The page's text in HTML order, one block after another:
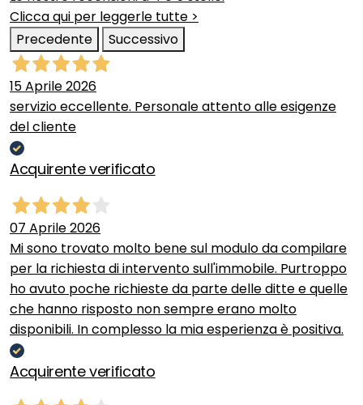
Clicca qui per leggerle tutte >
Precedente
Successivo
15 Aprile 2026
servizio eccellente. Personale attento alle esigenze
del cliente
Acquirente verificato
07 Aprile 2026
Mi sono trovato molto bene sul modulo da compilare
per la richiesta di intervento sull'immobile. Purtroppo
ho avuto poche richieste da parte delle ditte e quelle
che hanno risposto non sempre erano molto
disponibili. In complesso la mia esperienza è positiva.
Acquirente verificato